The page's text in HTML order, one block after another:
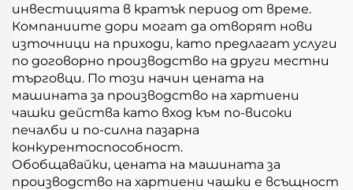
инвестицията в кратък период от време.
Компаниите дори могат да отворят нови
източници на приходи, като предлагат услуги
по договорно производство на други местни
търговци. По този начин цената на
машината за производство на хартиени
чашки действа като вход към по-високи
печалби и по-силна пазарна
конкурентоспособност.
Обобщавайки, цената на машината за
производство на хартиени чашки е всъщност